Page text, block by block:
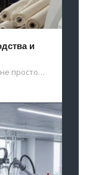
и
просто…